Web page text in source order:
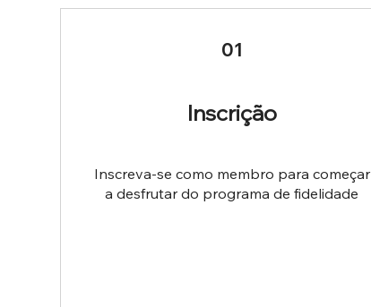
01
Inscrição
Inscreva-se como membro para começar
a desfrutar do programa de fidelidade